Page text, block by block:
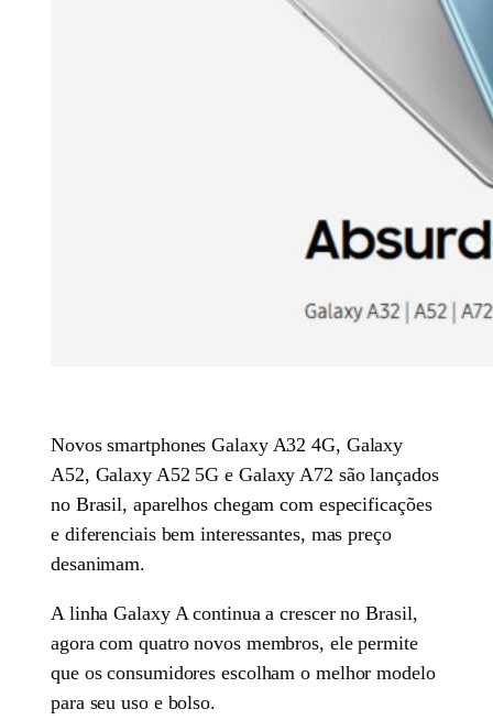
Novos smartphones Galaxy A32 4G, Galaxy
A52, Galaxy A52 5G e Galaxy A72 são lançados
no Brasil, aparelhos chegam com especificações
e diferenciais bem interessantes, mas preço
desanimam.
A linha Galaxy A continua a crescer no Brasil,
agora com quatro novos membros, ele permite
que os consumidores escolham o melhor modelo
para seu uso e bolso.